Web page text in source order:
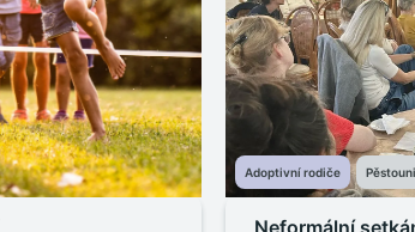
Adoptivní rodiče Pěstouni
Neformální